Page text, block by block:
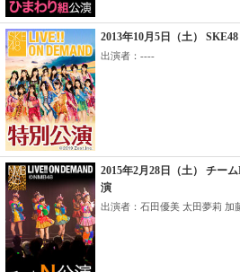
2013年10月5日（土）
出演者：----
2015年2月28日（土） チー
演
出演者：石田優美 太田夢莉 加